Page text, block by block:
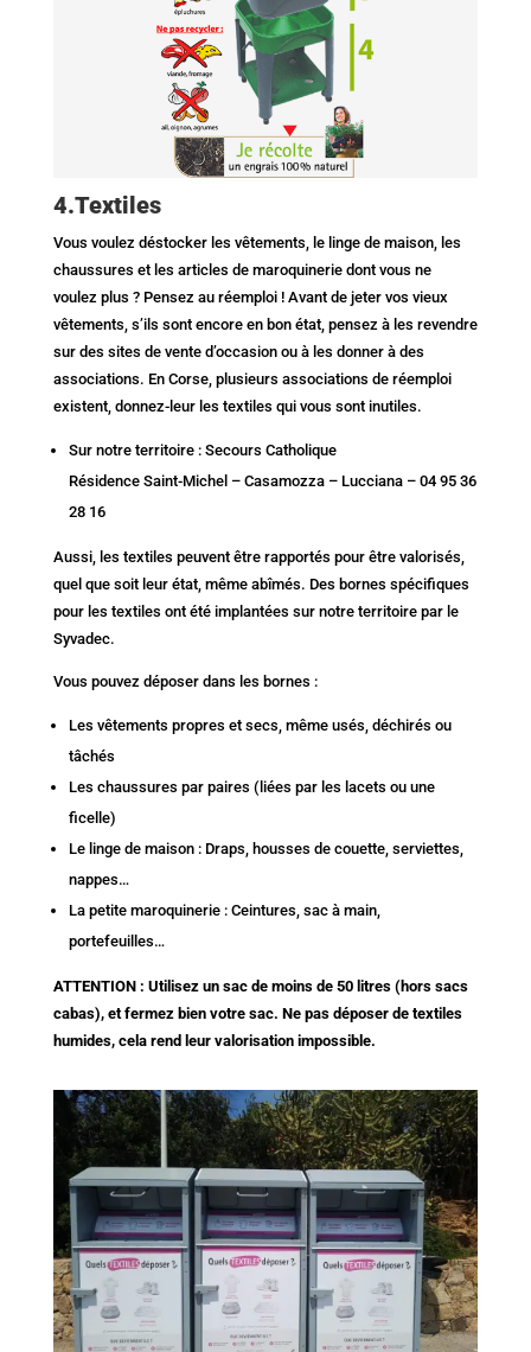
4.Textiles
Vous voulez déstocker les vêtements, le linge de maison, les
chaussures et les articles de maroquinerie dont vous ne
voulez plus ? Pensez au réemploi ! Avant de jeter vos vieux
vêtements, s’ils sont encore en bon état, pensez à les revendre
sur des sites de vente d’occasion ou à les donner à des
associations. En Corse, plusieurs associations de réemploi
existent, donnez-leur les textiles qui vous sont inutiles.
Sur notre territoire : Secours Catholique
Résidence Saint-Michel – Casamozza – Lucciana – 04 95 36
28 16
Aussi, les textiles peuvent être rapportés pour être valorisés,
quel que soit leur état, même abîmés. Des bornes spécifiques
pour les textiles ont été implantées sur notre territoire par le
Syvadec.
Vous pouvez déposer dans les bornes :
Les vêtements propres et secs, même usés, déchirés ou
tâchés
Les chaussures par paires (liées par les lacets ou une
ficelle)
Le linge de maison : Draps, housses de couette, serviettes,
nappes…
La petite maroquinerie : Ceintures, sac à main,
portefeuilles…
ATTENTION : Utilisez un sac de moins de 50 litres (hors sacs
cabas), et fermez bien votre sac. Ne pas déposer de textiles
humides, cela rend leur valorisation impossible.